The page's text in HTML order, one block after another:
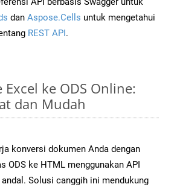
dan Aspose.Cells untuk mengetahui
REST API.
Excel ke ODS Online:
dan Mudah
konversi dokumen Anda dengan
ODS ke HTML menggunakan API
Solusi canggih ini mendukung